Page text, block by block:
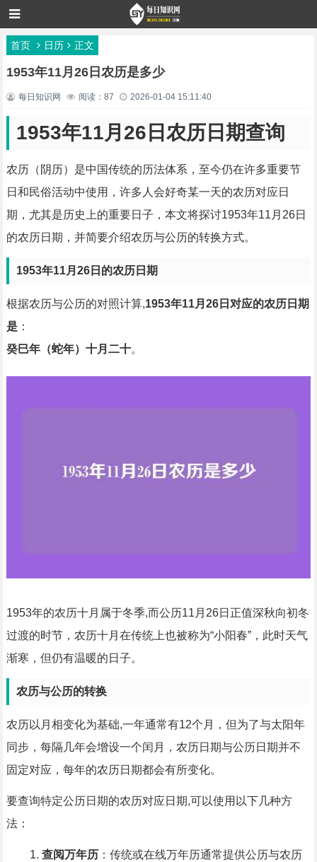
首页 日历 正文
1953年11月26日农历是多少
每日知识网 阅读：87 2026-01-04 15:11:40
1953年11月26日农历日期查询
农历（阴历）是中国传统的历法体系，至今仍在许多重要节
日和民俗活动中使用，许多人会好奇某一天的农历对应日
期，尤其是历史上的重要日子，本文将探讨1953年11月26日
的农历日期，并简要介绍农历与公历的转换方式。
1953年11月26日的农历日期
根据农历与公历的对照计算,1953年11月26日对应的农历日期
是：
癸巳年（蛇年）十月二十。
1953年的农历十月属于冬季,而公历11月26日正值深秋向初冬
过渡的时节，农历十月在传统上也被称为“小阳春”，此时天气
渐寒，但仍有温暖的日子。
农历与公历的转换
农历以月相变化为基础,一年通常有12个月，但为了与太阳年
同步，每隔几年会增设一个闰月，农历日期与公历日期并不
固定对应，每年的农历日期都会有所变化。
要查询特定公历日期的农历对应日期,可以使用以下几种方
法：
查阅万年历：传统或在线万年历通常提供公历与农历